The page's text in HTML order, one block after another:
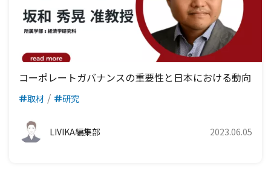
コーポレートガバナンスの重要性と日本における動向
取材 研究
LIVIKA編集部 2023.06.05